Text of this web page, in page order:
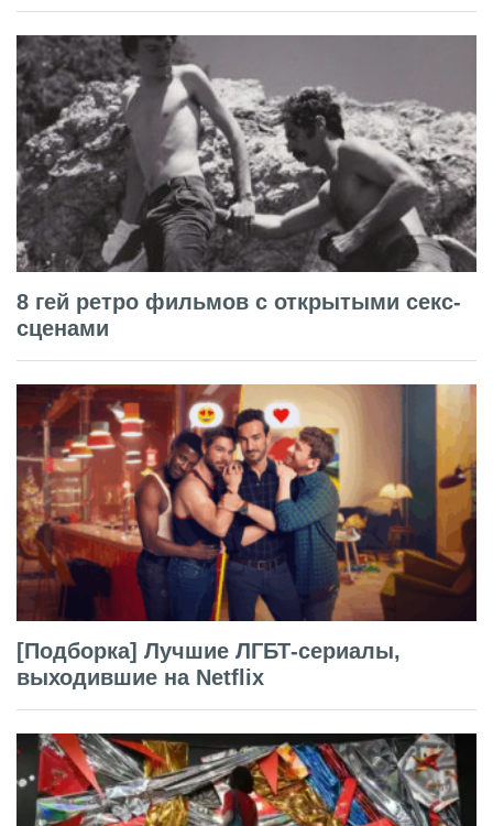
8 гей ретро фильмов с открытыми секс-
сценами
[Подборка] Лучшие ЛГБТ-сериалы,
выходившие на Netflix